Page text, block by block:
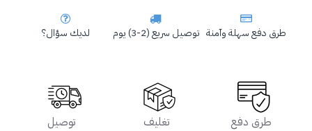
طرق دفع سهلة وآمنة توصيل سريع (2-3) يوم لديك سؤال؟
طرق دفع تغليف توصيل